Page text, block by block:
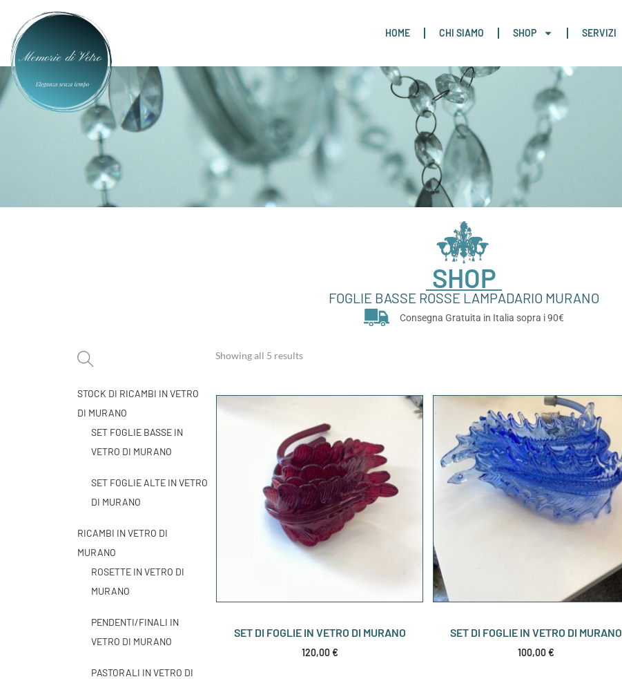
HOME CHI SIAMO SHOP SERVIZI
SHOP
FOGLIE BASSE ROSSE LAMPADARIO MURANO
Consegna Gratuita in Italia sopra i 90€
STOCK DI RICAMBI IN VETRO
DI MURANO
SET FOGLIE BASSE IN
VETRO DI MURANO
SET FOGLIE ALTE IN VETRO
DI MURANO
RICAMBI IN VETRO DI
MURANO
ROSETTE IN VETRO DI
MURANO
PENDENTI/FINALI IN
VETRO DI MURANO
PASTORALI IN VETRO DI
Showing all 5 results
SET DI FOGLIE IN VETRO DI MURANO
120,00€
SET DI FOGLIE IN VETRO DI MURANO
100,00€